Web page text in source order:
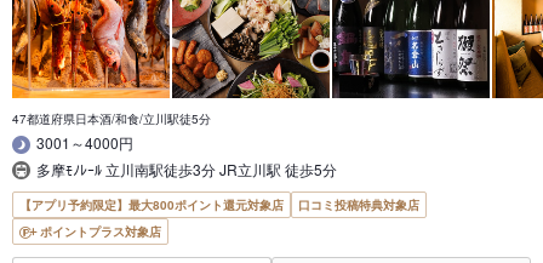
47都道府県日本酒/和食/立川駅徒5分
3001～4000円
多摩ﾓﾉﾚｰﾙ 立川南駅徒歩3分 JR立川駅 徒歩5分
【アプリ予約限定】最大800ポイント還元対象店
口コミ投稿特典対象店
ポイントプラス対象店